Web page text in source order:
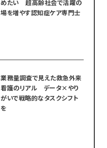
めたい 超高齢社会で活躍の
場を増やす認知症ケア専門士
業務量調査で見えた救急外来
看護のリアル データ×やり
がいで戦略的なタスクシフト
を